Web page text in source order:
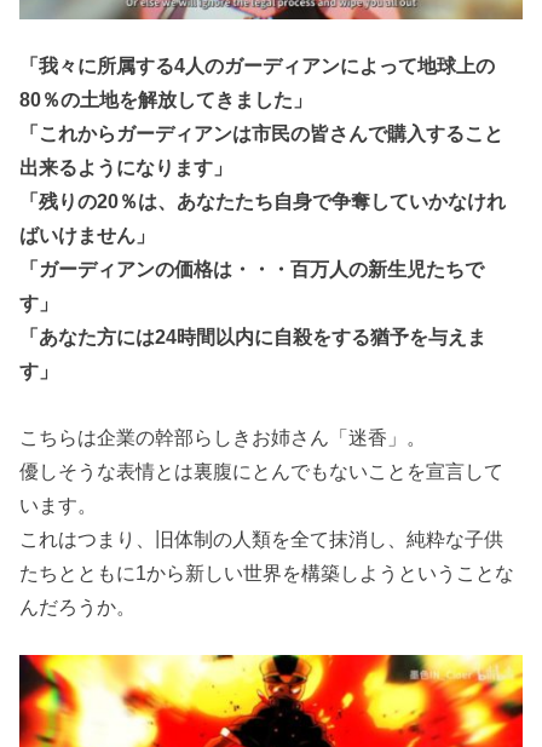
「我々に所属する4人のガーディアンによって地球上の
80％の土地を解放してきました」
「これからガーディアンは市民の皆さんで購入すること
出来るようになります」
「残りの20％は、あなたたち自身で争奪していかなけれ
ばいけません」
「ガーディアンの価格は・・・百万人の新生児たちで
す」
「あなた方には24時間以内に自殺をする猶予を与えま
す」
こちらは企業の幹部らしきお姉さん「迷香」。
優しそうな表情とは裏腹にとんでもないことを宣言して
います。
これはつまり、旧体制の人類を全て抹消し、純粋な子供
たちとともに1から新しい世界を構築しようということな
んだろうか。